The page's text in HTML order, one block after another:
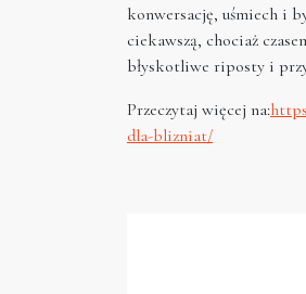
konwersację, uśmiech i
ciekawszą, chociaż
błyskotliwe riposty i
Przeczytaj więcej na:
dla-blizniat/